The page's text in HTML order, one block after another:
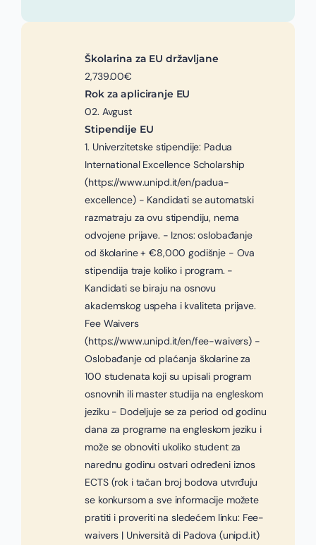
Školarina za EU državljane
2,739.00€
Rok za apliciranje EU
02. Avgust
Stipendije EU
1. Univerzitetske stipendije: Padua
International Excellence Scholarship
(https://www.unipd.it/en/padua-
excellence) - Kandidati se automatski
razmatraju za ovu stipendiju, nema
odvojene prijave. - Iznos: oslobađanje
od školarine + €8,000 godišnje - Ova
stipendija traje koliko i program. -
Kandidati se biraju na osnovu
akademskog uspeha i kvaliteta prijave.
Fee Waivers
(https://www.unipd.it/en/fee-waivers) -
Oslobađanje od plaćanja školarine za
100 studenata koji su upisali program
osnovnih ili master studija na engleskom
jeziku - Dodeljuje se za period od godinu
dana za programe na engleskom jeziku i
može se obnoviti ukoliko student za
narednu godinu ostvari određeni iznos
ECTS (rok i tačan broj bodova utvrđuju
se konkursom a sve informacije možete
pratiti i proveriti na sledećem linku: Fee-
waivers | Università di Padova (unipd.it)